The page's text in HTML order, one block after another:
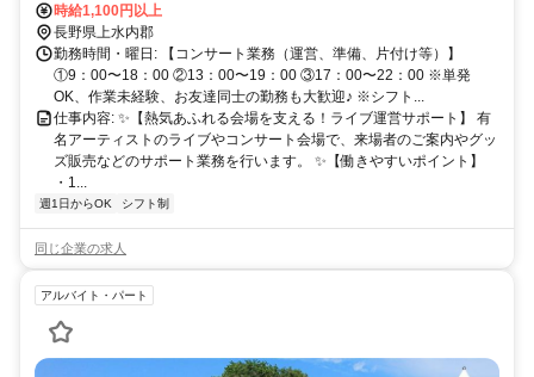
時給1,100円以上
長野県上水内郡
勤務時間・曜日: 【コンサート業務（運営、準備、片付け等）】
①9：00〜18：00 ②13：00〜19：00 ③17：00〜22：00 ※単発
OK、作業未経験、お友達同士の勤務も大歓迎♪ ※シフト...
仕事内容: ✨【熱気あふれる会場を支える！ライブ運営サポート】 有
名アーティストのライブやコンサート会場で、来場者のご案内やグッ
ズ販売などのサポート業務を行います。 ✨【働きやすいポイント】
・1...
週1日からOK シフト制
同じ企業の求人
アルバイト・パート